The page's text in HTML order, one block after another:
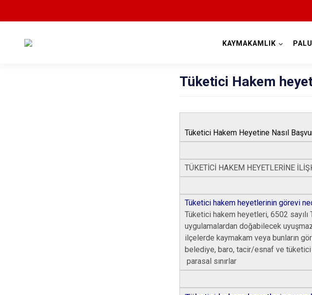
KAYMAKAMLIK PALU
Tüketici Hakem
Tüketici Hakem Heyetine Nasıl
TÜKETİCİ HAKEM HEYETLERİNE
Tüketici hakem heyetlerinin görevi
Tüketici hakem heyetleri, 6502
uygulamalardan doğabilecek
ilçelerde kaymakam veya bunların
belediye, baro, tacir/esnaf ve
parasal sınırlar